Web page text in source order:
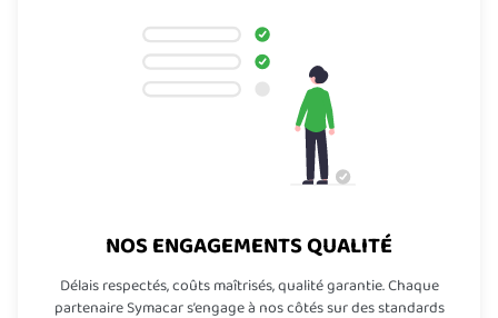
NOS ENGAGEMENTS QUALITÉ
Délais respectés, coûts maîtrisés, qualité garantie. Chaque
partenaire Symacar s’engage à nos côtés sur des standards